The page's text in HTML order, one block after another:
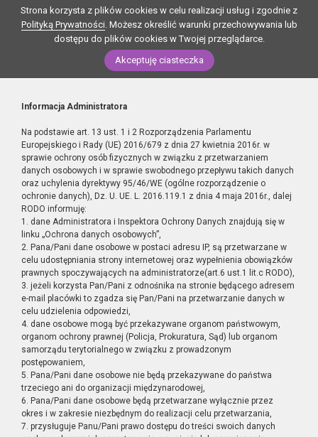
Strona korzysta z plików cookies w celu realizacji usług i zgodnie z
Polityką Prywatności. Możesz określić warunki przechowywania lub
dostępu do plików cookies w Twojej przeglądarce.
Akceptuję ciasteczka
Informacja Administratora
Na podstawie art. 13 ust. 1 i 2 Rozporządzenia Parlamentu
Europejskiego i Rady (UE) 2016/679 z dnia 27 kwietnia 2016r. w
sprawie ochrony osób fizycznych w związku z przetwarzaniem
danych osobowych i w sprawie swobodnego przepływu takich danych
oraz uchylenia dyrektywy 95/46/WE (ogólne rozporządzenie o
ochronie danych), Dz. U. UE. L. 2016.119.1 z dnia 4 maja 2016r., dalej
RODO informuję:
1. dane Administratora i Inspektora Ochrony Danych znajdują się w
linku „Ochrona danych osobowych”,
2. Pana/Pani dane osobowe w postaci adresu IP, są przetwarzane w
celu udostępniania strony internetowej oraz wypełnienia obowiązków
prawnych spoczywających na administratorze(art.6 ust.1 lit.c RODO),
3. jeżeli korzysta Pan/Pani z odnośnika na stronie będącego adresem
e-mail placówki to zgadza się Pan/Pani na przetwarzanie danych w
celu udzielenia odpowiedzi,
4. dane osobowe mogą być przekazywane organom państwowym,
organom ochrony prawnej (Policja, Prokuratura, Sąd) lub organom
samorządu terytorialnego w związku z prowadzonym
postępowaniem,
5. Pana/Pani dane osobowe nie będą przekazywane do państwa
trzeciego ani do organizacji międzynarodowej,
6. Pana/Pani dane osobowe będą przetwarzane wyłącznie przez
okres i w zakresie niezbędnym do realizacji celu przetwarzania,
7. przysługuje Panu/Pani prawo dostępu do treści swoich danych